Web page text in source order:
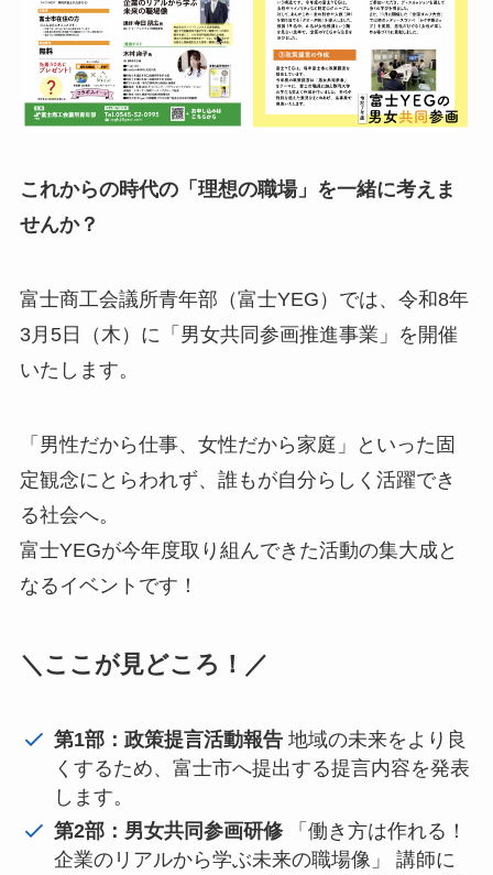
これからの時代の「理想の職場」を一緒に考えま
せんか？
富士商工会議所青年部（富士YEG）では、令和8年
3月5日（木）に「男女共同参画推進事業」を開催
いたします。
「男性だから仕事、女性だから家庭」といった固
定観念にとらわれず、誰もが自分らしく活躍でき
る社会へ。
富士YEGが今年度取り組んできた活動の集大成と
なるイベントです！
＼ここが見どころ！／
第1部：政策提言活動報告 地域の未来をより良
くするため、富士市へ提出する提言内容を発表
します。
第2部：男女共同参画研修「働き方は作れる！
企業のリアルから学ぶ未来の職場像」 講師に